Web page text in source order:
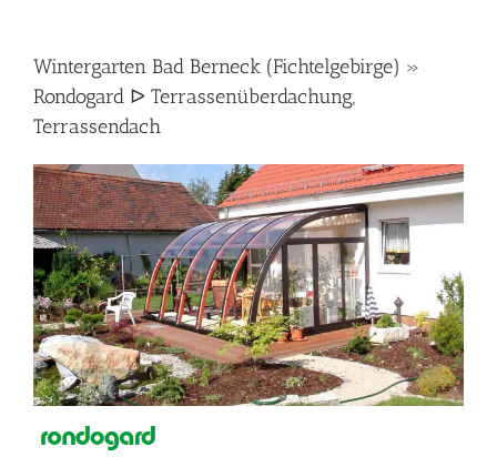
Wintergarten Bad Berneck (Fichtelgebirge) »
Rondogard ᐅ Terrassenüberdachung,
Terrassendach